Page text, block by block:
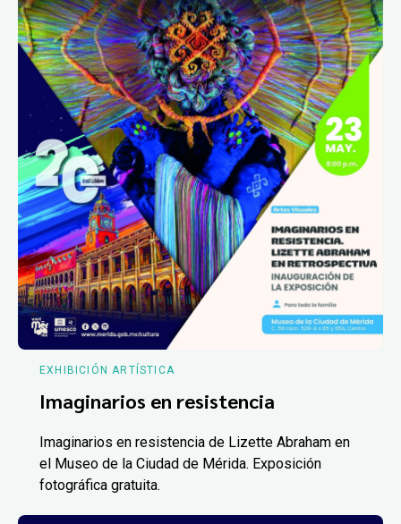
EXHIBICIÓN ARTÍSTICA
Imaginarios en resistencia
Imaginarios en resistencia de Lizette Abraham en
el Museo de la Ciudad de Mérida. Exposición
fotográfica gratuita.